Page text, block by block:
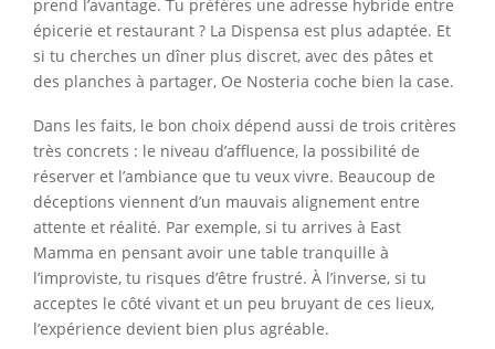
prend l’avantage. Tu préfères une adresse hybride entre
épicerie et restaurant ? La Dispensa est plus adaptée. Et
si tu cherches un dîner plus discret, avec des pâtes et
des planches à partager, Oe Nosteria coche bien la case.
Dans les faits, le bon choix dépend aussi de trois critères
très concrets : le niveau d’affluence, la possibilité de
réserver et l’ambiance que tu veux vivre. Beaucoup de
déceptions viennent d’un mauvais alignement entre
attente et réalité. Par exemple, si tu arrives à East
Mamma en pensant avoir une table tranquille à
l’improviste, tu risques d’être frustré. À l’inverse, si tu
acceptes le côté vivant et un peu bruyant de ces lieux,
l’expérience devient bien plus agréable.